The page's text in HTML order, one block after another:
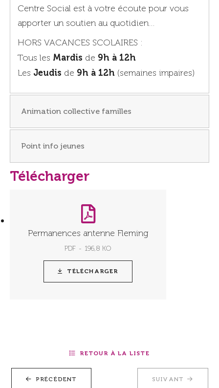
Centre Social est à votre écoute pour vous
apporter un soutien au quotidien…
HORS VACANCES SCOLAIRES :
Tous les Mardis de 9h à 12h
Les Jeudis de 9h à 12h (semaines impaires)
Animation collective familles
Point info jeunes
Télécharger
Permanences antenne Fleming
PDF 196,8 KO
TÉLÉCHARGER
PRÉCÉDENT
RETOUR À LA LISTE
SUIVANT